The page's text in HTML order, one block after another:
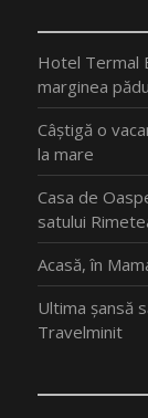
Hotel Termal
marginea
Câștigă o
la mare
Casa de
satului
Acasă, în
Ultima șansă
Travelminit